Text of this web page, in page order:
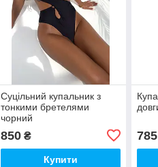
Суцільний купальник з
тонкими бретелями
чорний
850₴
Купити
785